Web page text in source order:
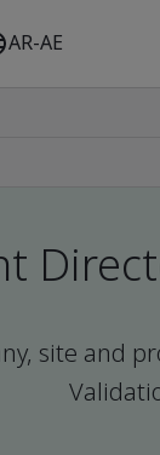
AR-AE
site and